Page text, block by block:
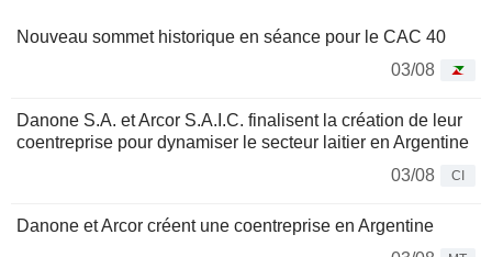
Nouveau sommet historique en séance pour le CAC 40
03/08
Danone S.A. et Arcor S.A.I.C. finalisent la création de leur
coentreprise pour dynamiser le secteur laitier en Argentine
03/08
CI
Danone et Arcor créent une coentreprise en Argentine